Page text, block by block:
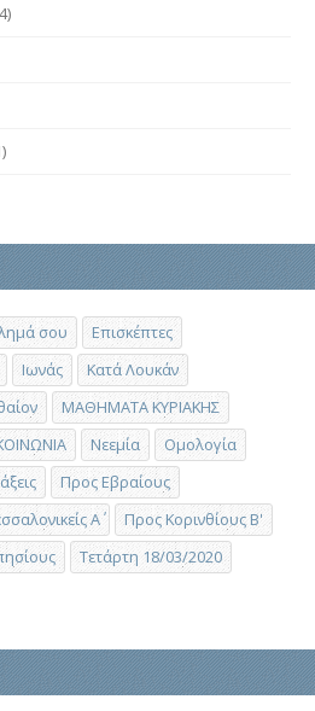
σου
Επισκέπτες
Ιωνάς
Κατά Λουκάν
ΜΑΘΗΜΑΤΑ ΚΥΡΙΑΚΗΣ
Νεεμία
Ομολογία
Προς Εβραίους
Α΄
Προς Κορινθίους Β'
Τετάρτη 18/03/2020